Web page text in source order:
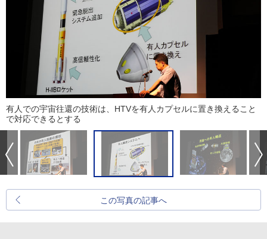
有人での宇宙往還の技術は、HTVを有人カプセルに置き換えること
で対応できるとする
この写真の記事へ